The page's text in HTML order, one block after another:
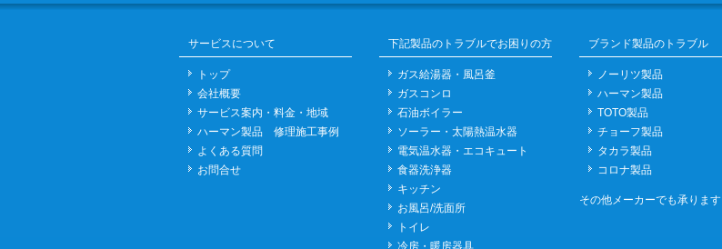
サービスについて
トップ
会社概要
サービス案内・料金・地域
ハーマン製品 修理施工事例
よくある質問
お問合せ
下記製品のトラブルでお困りの方
ガス給湯器・風呂釜
ガスコンロ
石油ボイラー
ソーラー・太陽熱温水器
電気温水器・エコキュート
食器洗浄器
キッチン
お風呂/洗面所
トイレ
冷房・暖房器具
ブランド製品のトラブル
ノーリツ製品
ハーマン製品
TOTO製品
チョーフ製品
タカラ製品
コロナ製品
その他メーカーでも承ります